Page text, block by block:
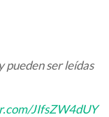
pueden ser leídas
JIfsZW4dUY